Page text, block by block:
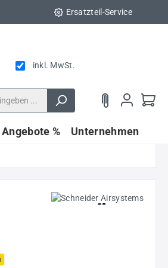
Ersatzteil-Service
inkl. MwSt.
Angebote % Unternehmen